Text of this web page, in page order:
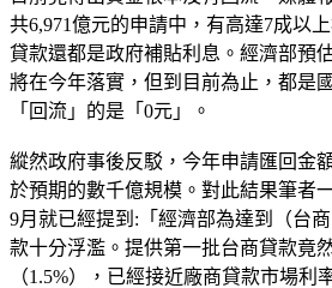
共6,971億元的申請中，有高達7成以
貸款還都是政府補貼利息。經濟部預
將在今年落實，但到目前為止，都是
「回流」的是「0元」。
縱然政府事後反駁，今年申請匯回金
於預期的數千億規模。對此結果筆者
9月就已經提到:「經濟部為達到（台
款十分浮濫。提供第一批台商貸款竟
（1.5%），已經接近廠商貸款市場利